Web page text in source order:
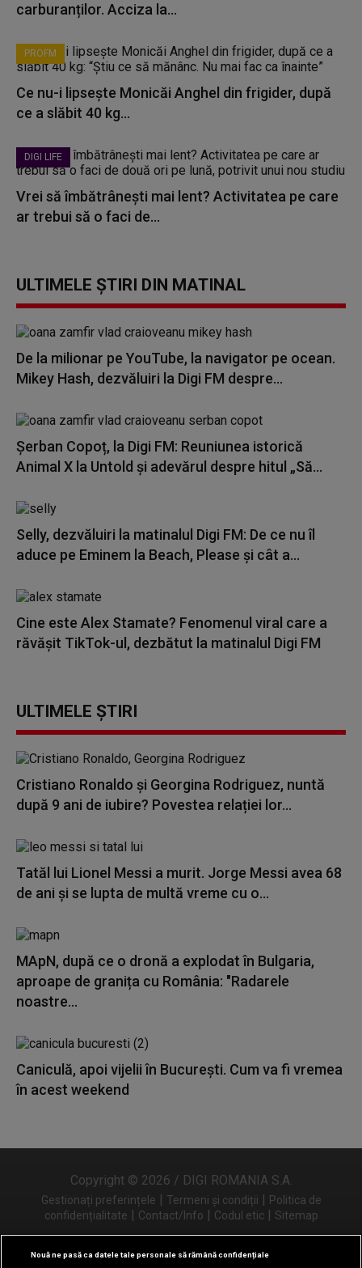
carburanților. Acciza la...
PROFM
Ce nu-i lipsește Monicăi Anghel din frigider, după
ce a slăbit 40 kg...
DIGI LIFE
Vrei să îmbătrânești mai lent? Activitatea pe care
ar trebui să o faci de...
ULTIMELE ȘTIRI DIN MATINAL
De la milionar pe YouTube, la navigator pe ocean.
Mikey Hash, dezvăluiri la Digi FM despre...
Șerban Copoț, la Digi FM: Reuniunea istorică
Animal X la Untold și adevărul despre hitul „Să...
Selly, dezvăluiri la matinalul Digi FM: De ce nu îl
aduce pe Eminem la Beach, Please și cât a...
Cine este Alex Stamate? Fenomenul viral care a
răvășit TikTok-ul, dezbătut la matinalul Digi FM
ULTIMELE ȘTIRI
Cristiano Ronaldo și Georgina Rodriguez, nuntă
după 9 ani de iubire? Povestea relației lor...
Tatăl lui Lionel Messi a murit. Jorge Messi avea 68
de ani și se lupta de multă vreme cu o...
MApN, după ce o dronă a explodat în Bulgaria,
aproape de granița cu România: "Radarele
noastre...
Caniculă, apoi vijelii în București. Cum va fi vremea
în acest weekend
Copyright © 2026 / DIGI ROMANIA S.A.
Gestionați preferințele | Termeni și condiții | Politica de
confidențialitate | Contact/Info | Codul etic | Sitemap
Nouă ne pasă ca datele tale personale să rămână confidențiale